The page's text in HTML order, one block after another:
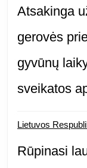
Atsakinga
gerovės
gyvūnų
sveikatos
Lietuvos
Rūpinasi